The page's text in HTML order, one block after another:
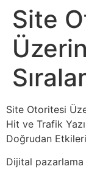
Site
Site Otoritesi
Hit ve Trafik
Doğrudan Etkileri
Dijital pazarlama